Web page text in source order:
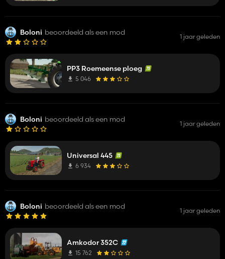
Boloni beoordeeld als een mod 1 jaar geleden
PP3 Roemeense ploeg
5 046
Boloni beoordeeld als een mod 1 jaar geleden
Universal 445
6 934
Boloni beoordeeld als een mod 1 jaar geleden
Amkodor 352C
15 762